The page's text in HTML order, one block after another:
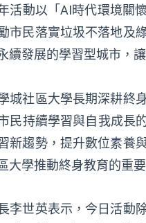
活動以「AI時代環境關
市民落實垃圾不落地及
續發展的學習型城市，
城社區大學長期深耕終
民持續學習與自我成長
新趨勢，提升數位素養
大學推動終身教育的重要
李世英表示，今日活動